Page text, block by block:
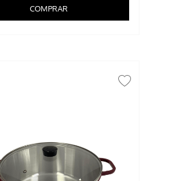
COMPRAR